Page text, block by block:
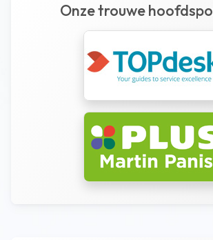
Onze trouwe